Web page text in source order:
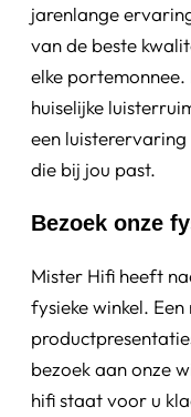
jarenlange
van de beste
elke
huiselijke
een
die bij jou past.
Bezoek onze
Mister Hifi heeft
fysieke winkel.
bezoek aan onze
hifi staat voor u